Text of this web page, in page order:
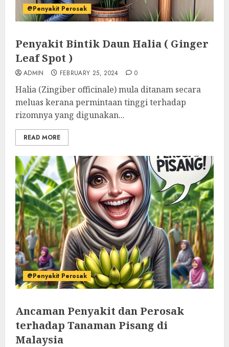
@Penyakit Perosak
Penyakit Bintik Daun Halia ( Ginger
Leaf Spot )
ADMIN FEBRUARY 25, 2024 0
Halia (Zingiber officinale) mula ditanam secara
meluas kerana permintaan tinggi terhadap
rizomnya yang digunakan...
READ MORE
@Penyakit Perosak
Ancaman Penyakit dan Perosak
terhadap Tanaman Pisang di
Malaysia